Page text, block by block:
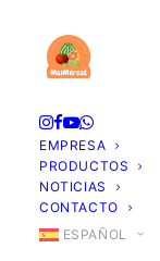
EMPRESA
PRODUCTOS
NOTICIAS
CONTACTO
ESPAÑOL